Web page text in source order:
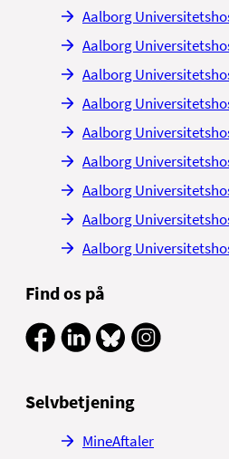
Aalborg
Aalborg
Aalborg
Aalborg
Aalborg
Aalborg
Aalborg
Aalborg
Aalborg
Find os på
Selvbetjening
MineAftaler